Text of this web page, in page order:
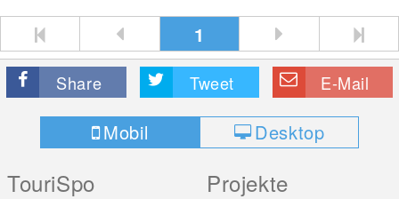
1
Share Tweet E-Mail
Mobil Desktop
TouriSpo Projekte